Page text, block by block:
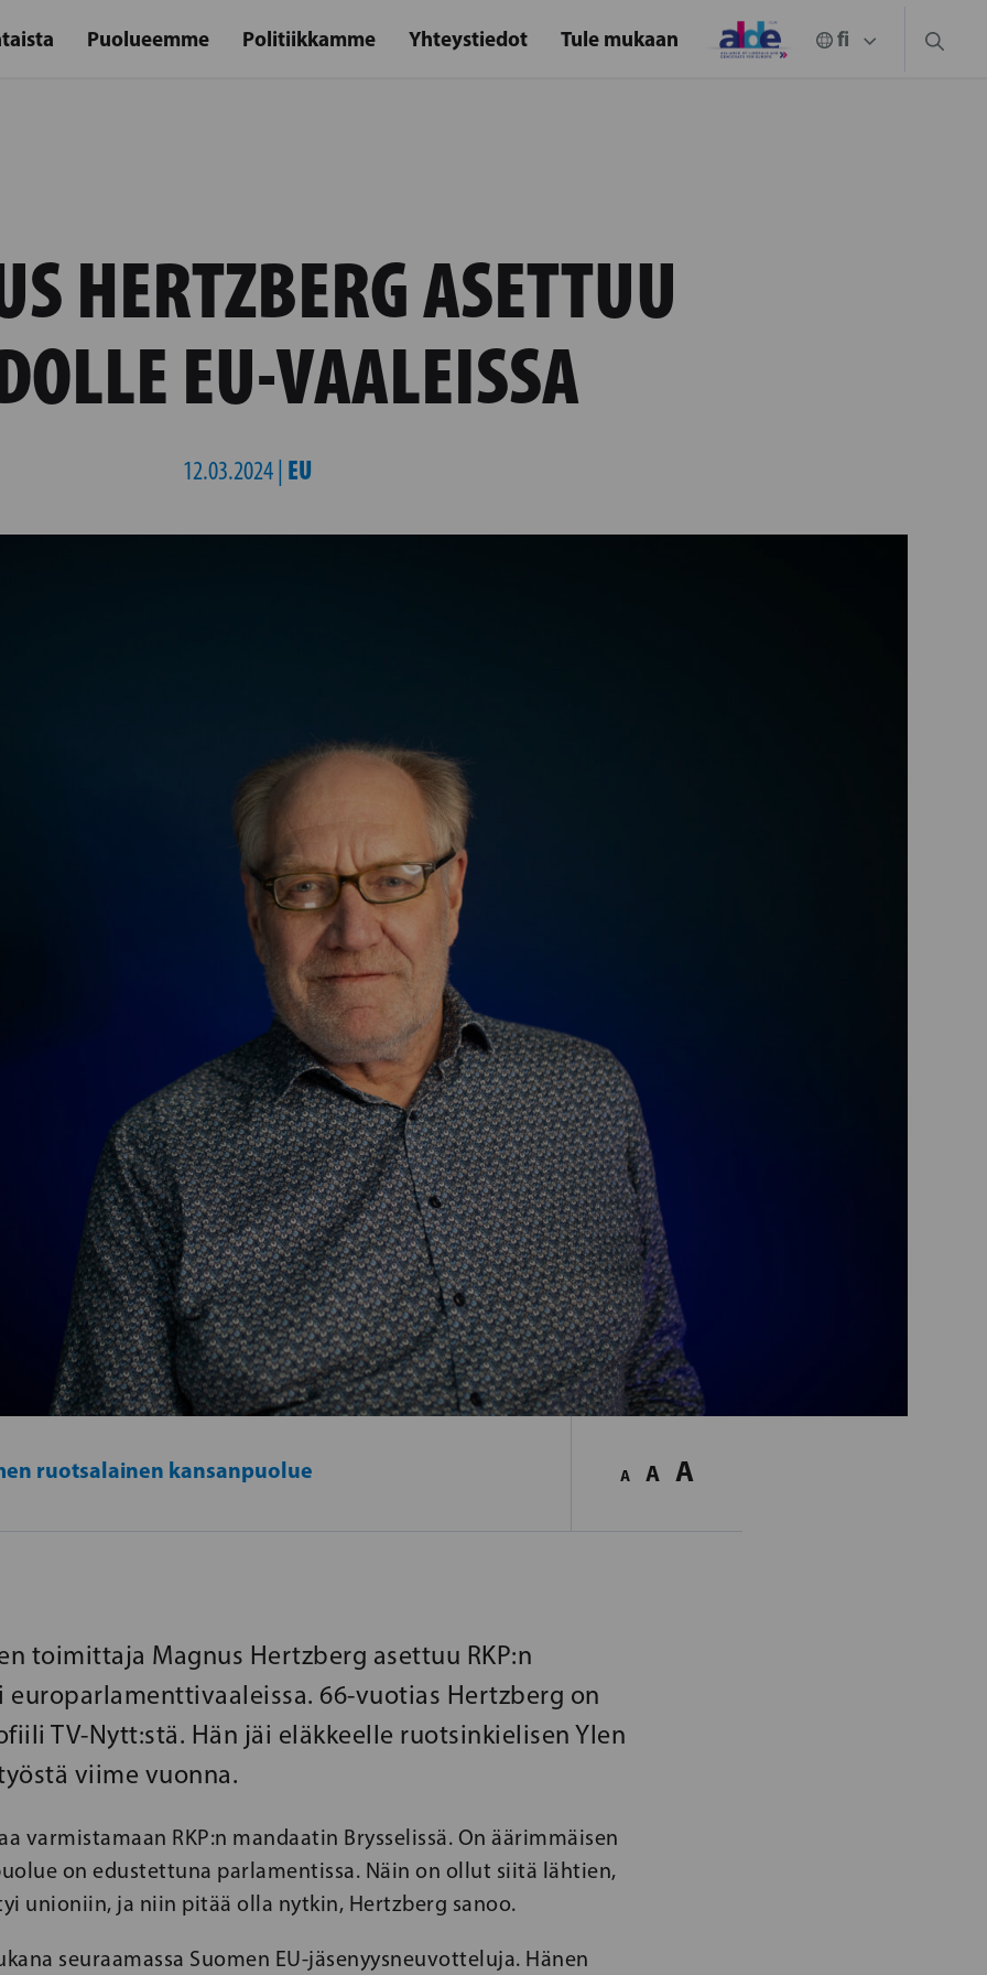
Puolueemme Politiikkamme Yhteystiedot Tule mukaan
HERTZBERG ASETTUU
EU-VAALEISSA
12.03.2024 | EU
ruotsalainen kansanpuolue A A A
toimittaja Magnus Hertzberg asettuu RKP:n
europarlamenttivaaleissa. 66-vuotias Hertzberg on
TV-Nytt:stä. Hän jäi eläkkeelle ruotsinkielisen Ylen
viime vuonna.
varmistamaan RKP:n mandaatin Brysselissä. On äärimmäisen
on edustettuna parlamentissa. Näin on ollut siitä lähtien,
unioniin, ja niin pitää olla nytkin, Hertzberg sanoo.
seuraamassa Suomen EU-jäsenyysneuvotteluja. Hänen